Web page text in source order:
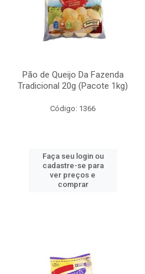
Pão de Queijo Da Fazenda
Tradicional 20g (Pacote 1kg)
Código: 1366
Faça seu login ou
cadastre-se para
ver preços e
comprar